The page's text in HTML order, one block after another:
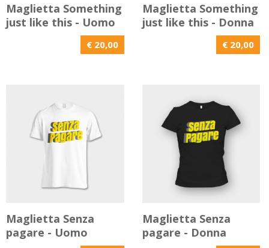
Maglietta Something
just like this - Uomo
€ 20,00
Maglietta Something
just like this - Donna
€ 20,00
Maglietta Senza
pagare - Uomo
Maglietta Senza
pagare - Donna